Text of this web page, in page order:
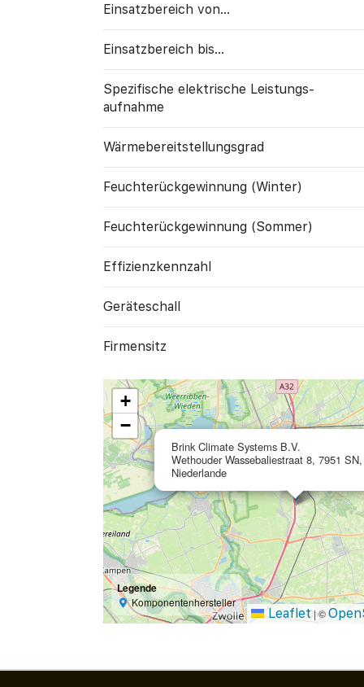
Einsatzbereich von...
Einsatzbereich bis...
Spezifische elektrische Leistungs­
aufnahme
Wärme­bereitstellungs­grad
Feuchte­rück­gewinnung (Winter)
Feuchte­rück­gewinnung (Sommer)
Effizienzkennzahl
Geräte­schall
Firmensitz
Brink Climate Systems B.V.
Wethouder Wassebaliestraat 8, 7951
Niederlande
+
−
Legende
Komponentenhersteller
Leaflet |©